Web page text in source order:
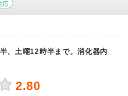
応
、土曜12時半まで。消化器内
2.80